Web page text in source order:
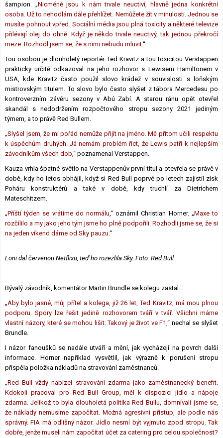
šampion. „Nicméně jsou k nám trvale neuctiví, hlavně jedna konkrétní
osoba. Už to nehodlám dále přehlížet. Nemůžete žít v minulosti. Jednou se
musíte pohnout vpřed. Sociální média jsou plná toxicity a některé televize
přilévají olej do ohně. Když je někdo trvale neuctivý, tak jednou překročí
meze. Rozhodl jsem se, že s nimi nebudu mluvit.“
Tou osobou je dlouholetý reportér Ted Kravitz a tou toxicitou Verstappen
prakticky určitě odkazoval na jeho rozhovor s Lewisem Hamiltonem v
USA, kde Kravitz často použil slovo krádež v souvislosti s loňským
mistrovským titulem. To slovo bylo často slyšet z tábora Mercedesu po
kontroverzním závěru sezony v Abú Zabí. A starou ránu opět otevřel
skandál s nedodržením rozpočtového stropu sezony 2021 jediným
týmem, a to právě Red Bullem.
„Slyšel jsem, že mi pořád nemůže přijít na jméno. Mě přitom učili respektu
k úspěchům druhých. Já nemám problém říct, že Lewis patří k nejlepším
závodníkům všech dob,“ poznamenal Verstappen.
Kauza vrhla špatné světlo na Verstappenův první titul a otevřela se právě v
době, kdy ho letos obhájil, když si Red Bull poprvé po letech zajistil zisk
Poháru konstruktérů a také v době, kdy truchlí za Dietrichem
Mateschitzem.
„Příští týden se vrátíme do normálu,“ oznámil Christian Horner. „Maxe to
rozčílilo a my jako jeho tým jsme ho plně podpořili. Rozhodli jsme se, že si
na jeden víkend dáme od Sky pauzu.“
Loni dal červenou Netflixu, teď ho rozezlila Sky. Foto: Red Bull
Bývalý závodník, komentátor Martin Brundle se kolegu zastal.
„Aby bylo jasné, můj přítel a kolega, již 26 let, Ted Kravitz, má mou plnou
podporu. Spory lze řešit jedině rozhovorem tváří v tvář. Všichni máme
vlastní názory, které se mohou lišit. Takový je život ve F1,“ nechal se slyšet
Brundle.
I názor fanoušků se nadále utváří a mění, jak vycházejí na povrch další
informace. Horner například vysvětlil, jak výrazně k porušení stropu
přispěla položka nákladů na stravování zaměstnanců.
„Red Bull vždy nabízel stravování zdarma jako zaměstnanecký benefit.
Kdokoli pracoval pro Red Bull Group, měl k dispozici jídlo a nápoje
zdarma. Jelikož to byla dlouholetá politika Red Bullu, domnívali jsme se,
že náklady nemusíme započítat. Možná agresivní přístup, ale podle nás
správný. FIA má odlišný názor. Jídlo nesmí být vyjmuto zpod stropu. Tak
dobře, jenže museli nám započítat účet za catering pro celou společnost?